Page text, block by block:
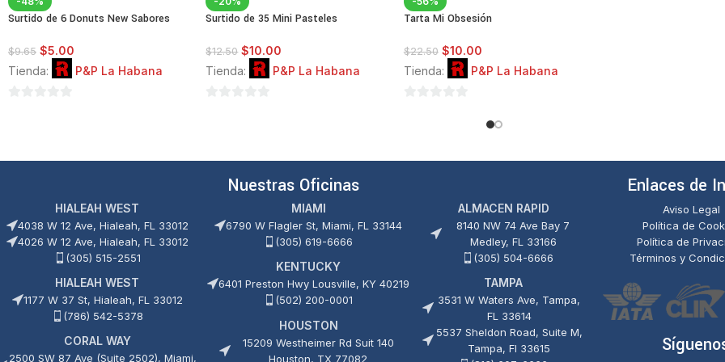
Surtido de 6 Donuts New Sabores
$9.65 $5.00
Tienda:
P&P La Habana
Surtido de 35 Mini Pasteles
$12.50 $10.00
Tienda:
P&P La Habana
Tarta Mi Obsesión
$22.50 $10.00
Tienda:
P&P La Habana
Nuestras Oficinas
HIALEAH WEST
4038 W 12 Ave, Hialeah, FL 33012
4026 W 12 Ave, Hialeah, FL 33012
(305) 515-2551
HIALEAH WEST
1177 W 37 St, Hialeah, FL 33012
(786) 542-5378
CORAL WAY
2500 SW 87 Ave (Suite 2502), Miami,
MIAMI
6790 W Flagler St, Miami, FL 33144
(305) 619-6666
KENTUCKY
6401 Preston Hwy Lousville, KY 40219
(502) 200-0001
HOUSTON
15209 Westheimer Rd Suit 140
Houston, TX 77082
ALMACEN RAPID
8140 NW 74 Ave Bay 7
Medley, FL 33166
(305) 504-6666
TAMPA
3531 W Waters Ave, Tampa,
FL 33614
5537 Sheldon Road, Suite M,
Tampa, Fl 33615
Enlaces de
Aviso Legal
Política de
Política de
Términos y